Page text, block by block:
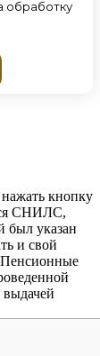
кнопку
СНИЛС,
был указан
и свой